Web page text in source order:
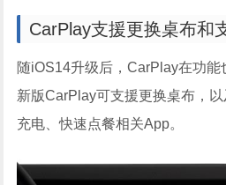
CarPlay支援更换桌布和
随iOS14升级后，CarPlay在功能
新版CarPlay可支援更换桌布，
充电、快速点餐相关App。